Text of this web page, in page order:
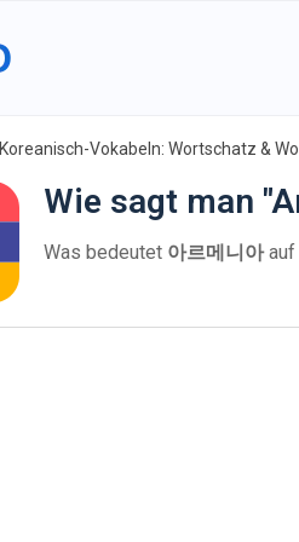
Koreanisch-Vokabeln: Wortschatz &
Wie sagt man
Was bedeutet 아르메니아auf